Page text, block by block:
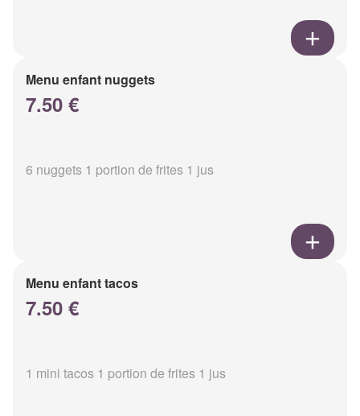
Menu enfant nuggets
7.50 €
6 nuggets 1 portion de frites 1 jus
Menu enfant tacos
7.50 €
1 mini tacos 1 portion de frites 1 jus